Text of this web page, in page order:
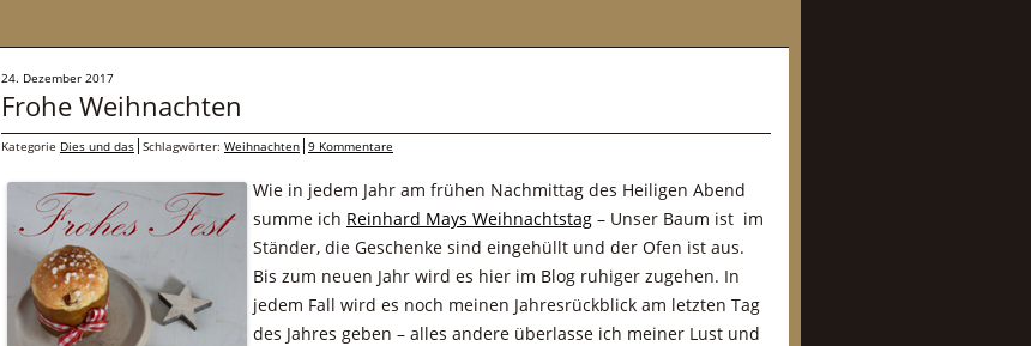
24. Dezember 2017
Frohe Weihnachten
Kategorie Dies und das Schlagwörter: Weihnachten 9 Kommentare
Wie in jedem Jahr am frühen Nachmittag des Heiligen Abend
summe ich Reinhard Mays Weihnachtstag – Unser Baum ist im
Ständer, die Geschenke sind eingehüllt und der Ofen ist aus.
Bis zum neuen Jahr wird es hier im Blog ruhiger zugehen. In
jedem Fall wird es noch meinen Jahresrückblick am letzten Tag
des Jahres geben – alles andere überlasse ich meiner Lust und